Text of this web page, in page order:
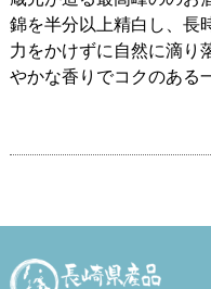
錦を半分以上精白し、長
力をかけずに自然に滴り
やかな香りでコクのある